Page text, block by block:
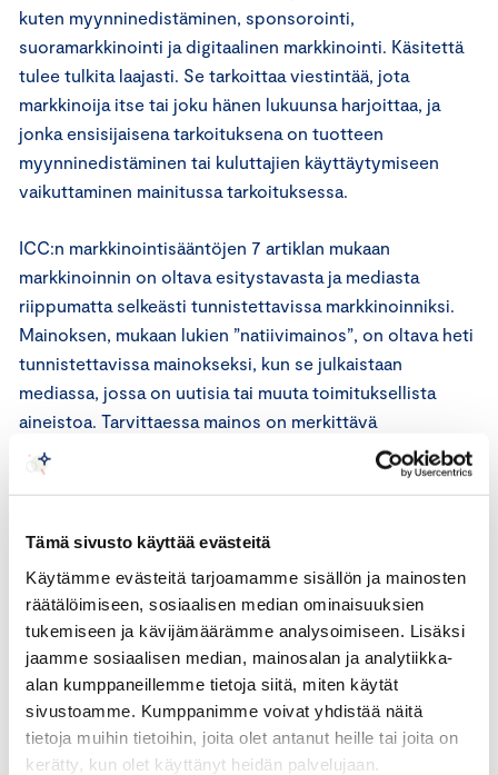
Tämä sivusto käyttää evästeitä
Käytämme evästeitä tarjoamamme sisällön ja mainosten
räätälöimiseen, sosiaalisen median ominaisuuksien
tukemiseen ja kävijämäärämme analysoimiseen. Lisäksi
jaamme sosiaalisen median, mainosalan ja analytiikka-
alan kumppaneillemme tietoja siitä, miten käytät
sivustoamme. Kumppanimme voivat yhdistää näitä
tietoja muihin tietoihin, joita olet antanut heille tai joita on
kerätty, kun olet käyttänyt heidän palvelujaan.
kuten myynninedistäminen, sponsorointi,
suoramarkkinointi ja digitaalinen markkinointi. Käsitettä
tulee tulkita laajasti. Se tarkoittaa viestintää, jota
markkinoija itse tai joku hänen lukuunsa harjoittaa, ja
jonka ensisijaisena tarkoituksena on tuotteen
myynninedistäminen tai kuluttajien käyttäytymiseen
vaikuttaminen mainitussa tarkoituksessa.
ICC:n markkinointisääntöjen 7 artiklan mukaan
markkinoinnin on oltava esitystavasta ja mediasta
riippumatta selkeästi tunnistettavissa markkinoinniksi.
Mainoksen, mukaan lukien ”natiivimainos”, on oltava heti
tunnistettavissa mainokseksi, kun se julkaistaan
mediassa, jossa on uutisia tai muuta toimituksellista
aineistoa. Tarvittaessa mainos on merkittävä
mainokseksi.
ilmi. Kuluttajaa ei tule johtaa harhaan menettelyn
tule naamioida esimerkiksi markkinatutkimukseksi,
kuluttajakyselyksi, käyttäjän tuottamaksi sisällöksi,
yksityiseksi blogiksi, henkilökohtaiseksi julkaisuksi
sosiaalisessa mediassa tai riippumattomaksi
arvosteluksi.
ICC:n markkinointisääntöjen 23 artiklan toisen kappaleen